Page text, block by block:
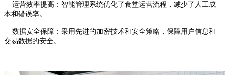
运营效率提高：智能管理系统优化了食堂运营流程，减少了人工成
本和错误率。
数据安全保障：采用先进的加密技术和安全策略，保障用户信息和
交易数据的安全。